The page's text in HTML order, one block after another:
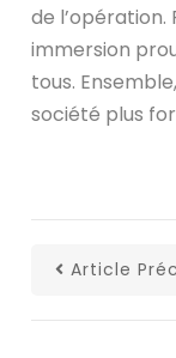
de l’opération.
immersion
tous.
société plus
Article